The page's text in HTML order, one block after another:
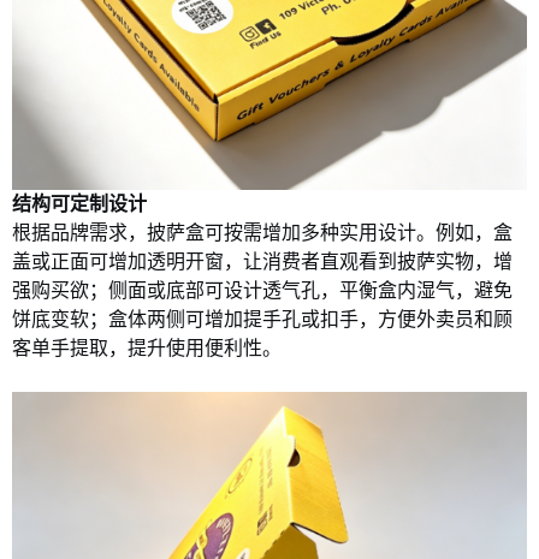
结构可定制设计
根据品牌需求，披萨盒可按需增加多种实用设计。例如，盒
盖或正面可增加透明开窗，让消费者直观看到披萨实物，增
强购买欲；侧面或底部可设计透气孔，平衡盒内湿气，避免
饼底变软；盒体两侧可增加提手孔或扣手，方便外卖员和顾
客单手提取，提升使用便利性。